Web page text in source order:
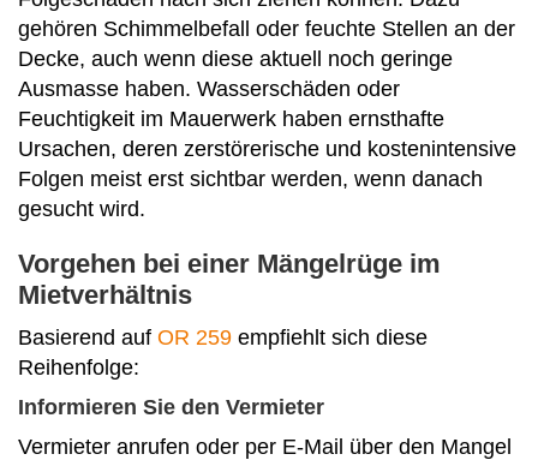
gehören Schimmelbefall oder feuchte Stellen an der
Decke, auch wenn diese aktuell noch geringe
Ausmasse haben. Wasserschäden oder
Feuchtigkeit im Mauerwerk haben ernsthafte
Ursachen, deren zerstörerische und kostenintensive
Folgen meist erst sichtbar werden, wenn danach
gesucht wird.
Vorgehen bei einer Mängelrüge im
Mietverhältnis
Basierend auf OR 259 empfiehlt sich diese
Reihenfolge:
Informieren Sie den Vermieter
Vermieter anrufen oder per E-Mail über den Mangel